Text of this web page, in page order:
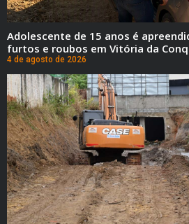
Adolescente de 15 anos é
furtos e roubos em Vitória da
4 de agosto de 2026